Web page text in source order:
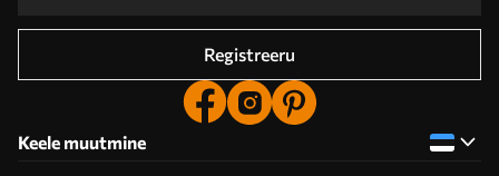
Registreeru
Keele muutmine